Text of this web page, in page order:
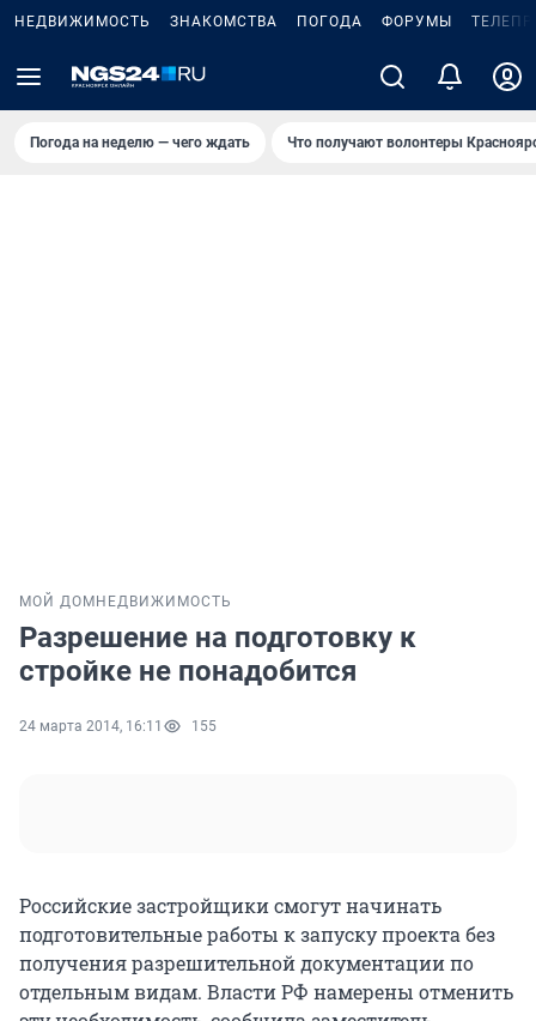
НЕДВИЖИМОСТЬ ЗНАКОМСТВА ПОГОДА ФОРУМЫ
Погода на неделю — чего ждать Что получают волонтеры
МОЙ ДОМ НЕДВИЖИМОСТЬ
Разрешение на подготовку к
стройке не понадобится
24 марта 2014, 16:11 155
Российские застройщики смогут начинать
подготовительные работы к запуску проекта без
получения разрешительной документации по
отдельным видам. Власти РФ намерены отменить